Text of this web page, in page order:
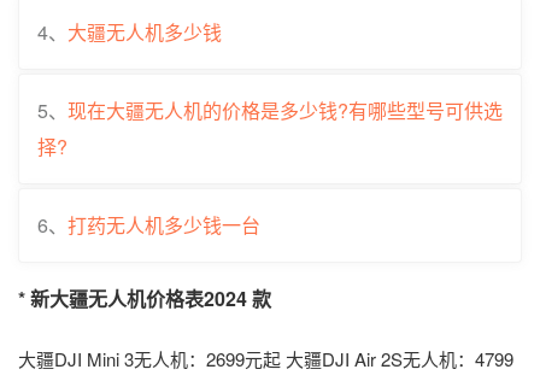
4、 大疆无人机多少钱
5、 现在大疆无人机的价格是多少钱?有哪些型号可供选
择?
6、 打药无人机多少钱一台
* 新大疆无人机价格表2024 款
大疆DJI Mini 3无人机：2699元起 大疆DJI Air 2S无人机：4799